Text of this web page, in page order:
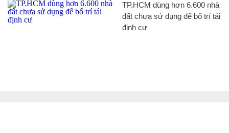
TP.HCM dùng hơn 6.600 nhà
đất chưa sử dụng để bố trí tái
định cư